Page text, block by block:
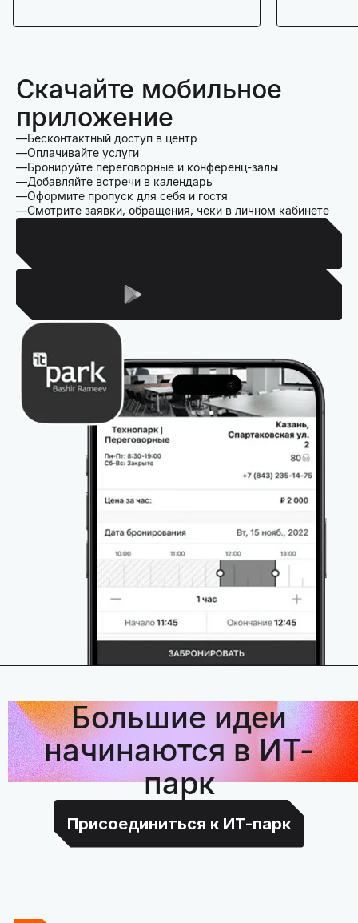
Скачайте мобильное
приложение
Бесконтактный доступ в центр
Оплачивайте услуги
Бронируйте переговорные и конференц-залы
Добавляйте встречи в календарь
Оформите пропуск для себя и гостя
Смотрите заявки, обращения, чеки в личном кабинете
Большие идеи
начинаются в ИТ-
парк
Присоединиться к ИТ-парк